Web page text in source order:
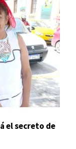
el secreto de